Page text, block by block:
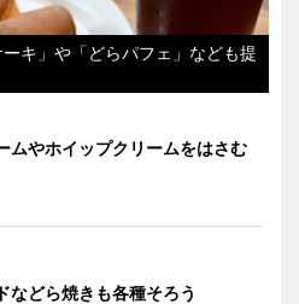
キ」や「どらパフェ」なども提
ムやホイップクリームをはさむ
などら焼きも各種そろう